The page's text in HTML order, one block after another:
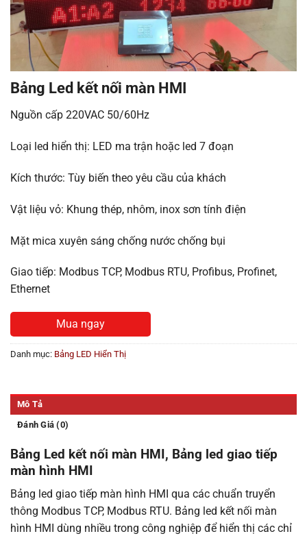
Bảng Led kết nối màn HMI
Nguồn cấp 220VAC 50/60Hz
Loại led hiển thị: LED ma trận hoặc led 7 đoạn
Kích thước: Tùy biến theo yêu cầu của khách
Vật liệu vỏ: Khung thép, nhôm, inox sơn tính điện
Mặt mica xuyên sáng chống nước chống bụi
Giao tiếp: Modbus TCP, Modbus RTU, Profibus, Profinet,
Ethernet
Mua ngay
Danh mục: Bảng LED Hiển Thị
Mô Tả
Đánh Giá (0)
Bảng Led kết nối màn HMI, Bảng led giao tiếp
màn hình HMI
Bảng led giao tiếp màn hình HMI qua các chuẩn truyển
thông Modbus TCP, Modbus RTU. Bảng led kết nối màn
hình HMI dùng nhiều trong công nghiệp để hiển thị các chỉ